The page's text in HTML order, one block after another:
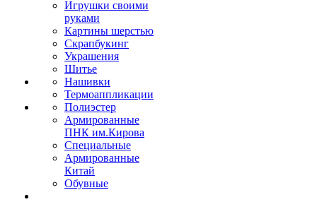
Игрушки своими
руками
Картины шерстью
Скрапбукинг
Украшения
Шитье
Нашивки
Термоаппликации
Полиэстер
Армированные
ПНК им.Кирова
Специальные
Армированные
Китай
Обувные